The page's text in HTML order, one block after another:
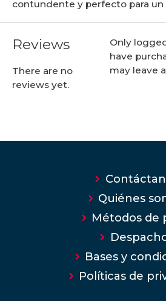
contundente y perfecto para
Reviews
There are no
reviews yet.
Only
have
may leave
Quiénes
Métodos de
Bases y
Políticas de